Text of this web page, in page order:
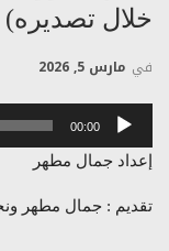
خلال تصديره)
في مارس 5, 2026
مشغل
00:00
إعداد جمال مطهر
تقديم : جمال مطهر